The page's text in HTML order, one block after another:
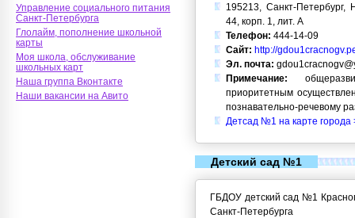
Управление социального питания
Санкт-Петербурга
Глолайм, пополнение школьной
карты
Моя школа, обслуживание
школьных карт
Наша группа Вконтакте
Наши вакансии на Авито
195213, Санкт-Петербург,
44, корп. 1, лит. А
Телефон: 444-14-09
Сайт: http://
Эл. почта:
Примечание:
приоритетным
познавательно-речевому
Детсад №1 на карте города
Детский сад №1
ГБДОУ детский сад №1
Санкт-Петербурга